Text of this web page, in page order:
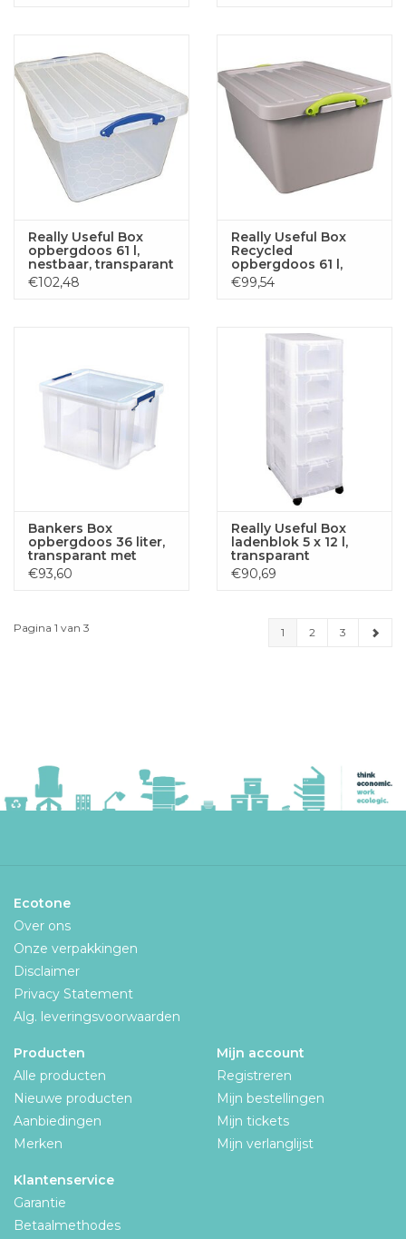
Really Useful Box
opbergdoos 61 l,
nestbaar, transparant
€102,48
Really Useful Box
Recycled
opbergdoos 61 l,
nestbaar, grijs
€99,54
Bankers Box
opbergdoos 36 liter,
transparant met
blauwe handvaten,
set van 3 stuks
€93,60
Really Useful Box
ladenblok 5 x 12 l,
transparant
€90,69
Pagina 1 van 3 1 2 3
Ecotone
Over ons
Onze verpakkingen
Disclaimer
Privacy Statement
Alg. leveringsvoorwaarden
Producten
Alle producten
Nieuwe producten
Aanbiedingen
Merken
Mijn account
Registreren
Mijn bestellingen
Mijn tickets
Mijn verlanglijst
Klantenservice
Garantie
Betaalmethodes